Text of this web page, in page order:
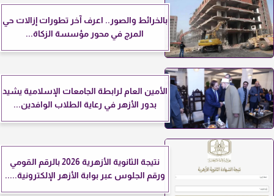
بالخرائط والصور.. اعرف آخر تطورات إزالات حي
المرج في محور مؤسسة الزكاة...
الأمين العام لرابطة الجامعات الإسلامية يشيد
بدور الأزهر في رعاية الطلاب الوافدين...
نتيجة الثانوية الأزهرية 2026 بالرقم القومي
ورقم الجلوس عبر بوابة الأزهر الإلكترونية.....